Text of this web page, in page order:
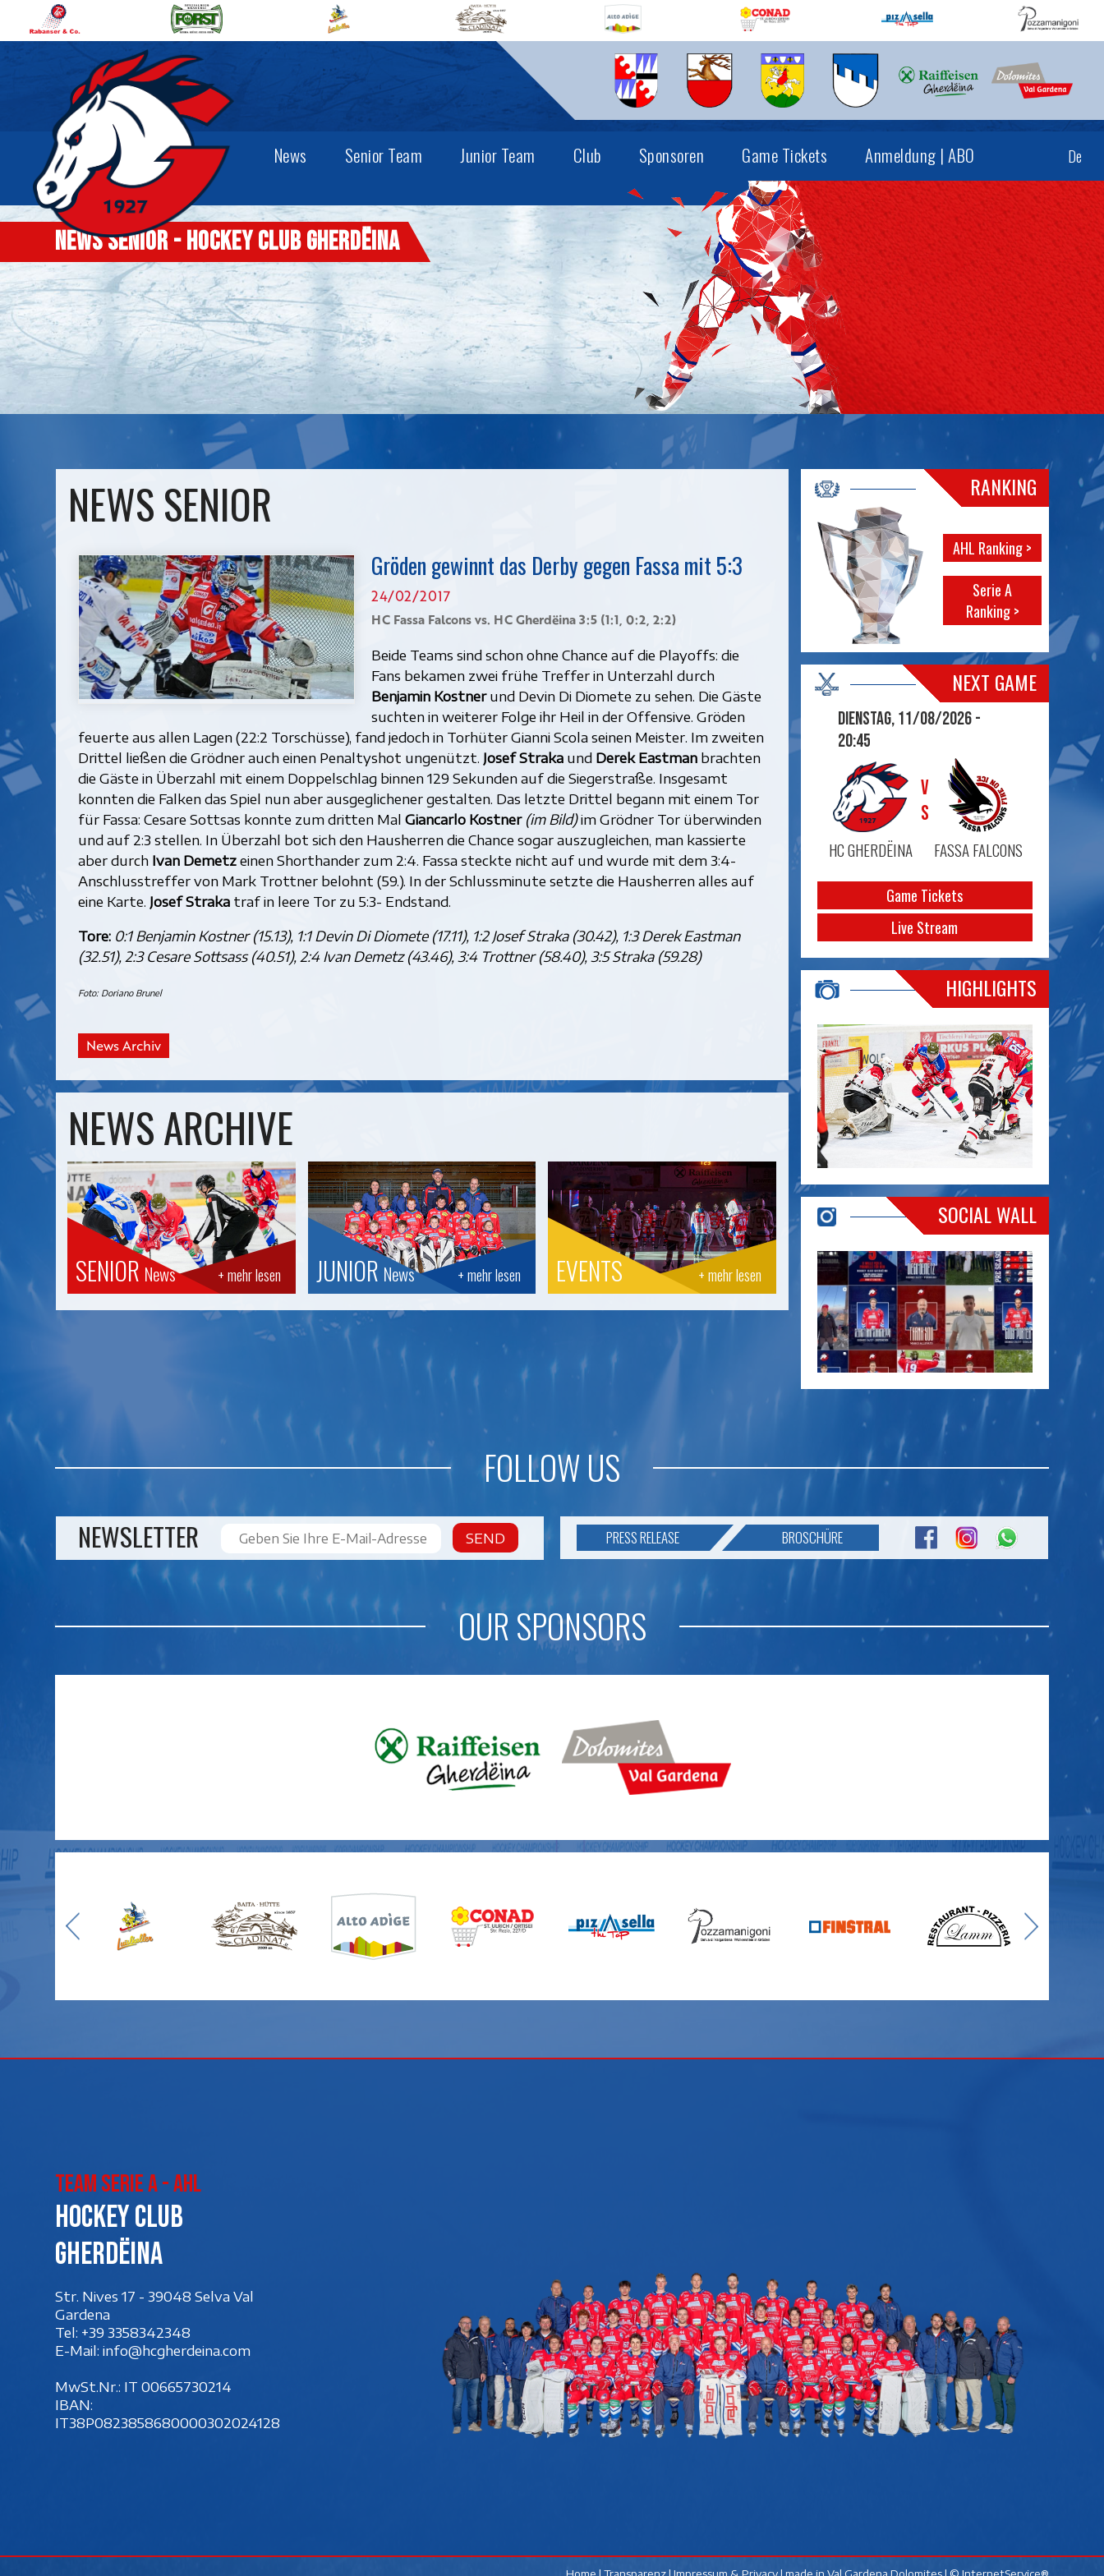
De
News Senior Team Junior Team Club Sponsoren Game Tickets Anmeldung | ABO
News Senior - Hockey Club Gherdëina
NEWS SENIOR
Gröden gewinnt das Derby gegen Fassa mit 5:3
24/02/2017
HC Fassa Falcons vs. HC Gherdëina 3:5 (1:1, 0:2, 2:2)
Beide Teams sind schon ohne Chance auf die Playoffs: die
Fans bekamen zwei frühe Treffer in Unterzahl durch
Benjamin Kostnerund Devin Di Diomete zu sehen. Die Gäste
suchten in weiterer Folge ihr Heil in der Offensive. Gröden
feuerte aus allen Lagen (22:2 Torschüsse), fand jedoch in Torhüter Gianni Scola seinen Meister. Im zweiten
Drittel ließen die Grödner auch einen Penaltyshot ungenützt. Josef Strakaund Derek Eastmanbrachten
die Gäste in Überzahl mit einem Doppelschlag binnen 129 Sekunden auf die Siegerstraße. Insgesamt
konnten die Falken das Spiel nun aber ausgeglichener gestalten. Das letzte Drittel begann mit einem Tor
für Fassa: Cesare Sottsas konnte zum dritten Mal Giancarlo Kostner (im Bild)im Grödner Tor überwinden
und auf 2:3 stellen. In Überzahl bot sich den Hausherren die Chance sogar auszugleichen, man kassierte
aber durch Ivan Demetzeinen Shorthander zum 2:4. Fassa steckte nicht auf und wurde mit dem 3:4-
Anschlusstreffer von Mark Trottner belohnt (59.). In der Schlussminute setzte die Hausherren alles auf
eine Karte. Josef Strakatraf in leere Tor zu 5:3- Endstand.
Tore: 0:1 Benjamin Kostner (15.13), 1:1 Devin Di Diomete (17.11), 1:2 Josef Straka (30.42), 1:3 Derek Eastman
(32.51), 2:3 Cesare Sottsass (40.51), 2:4 Ivan Demetz (43.46), 3:4 Trottner (58.40), 3:5 Straka (59.28)
Foto: Doriano Brunel
News Archiv
NEWS ARCHIVE
+ mehr lesen
SENIOR News + mehr lesen
JUNIOR News + mehr lesen
EVENTS
RANKING
AHL Ranking >
Serie A
Ranking >
NEXT GAME
Dienstag, 11/08/2026 -
20:45
HC GHERDËINA
VS
FASSA FALCONS
Game Tickets
Live Stream
HIGHLIGHTS
SOCIAL WALL
FOLLOW US
NEWSLETTER SEND PRESS RELEASE BROSCHÜRE
OUR SPONSORS
Team Serie A - AHL
Hockey club
Gherdëina
Str. Nives 17 - 39048 Selva Val
Gardena
Tel: +39 3358342348
E-Mail: info@hcgherdeina.com
MwSt.Nr.: IT 00‍665730214
IBAN:
IT38P0823858680000302024128